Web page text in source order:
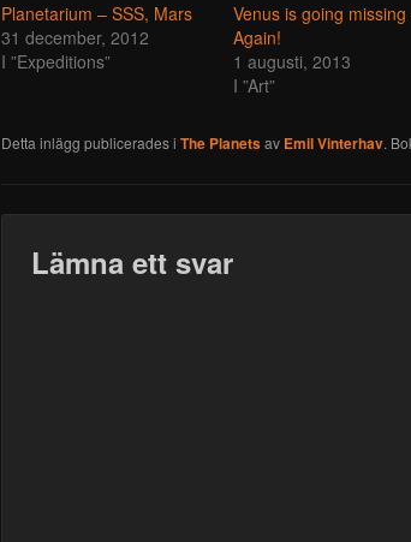
Planetarium – SSS, Mars
31 december, 2012
I ”Expeditions”
Venus is going missing
Again!
1 augusti, 2013
I ”Art”
Detta inlägg publicerades i The Planetsav Emil Vinterhav.
Lämna ett svar